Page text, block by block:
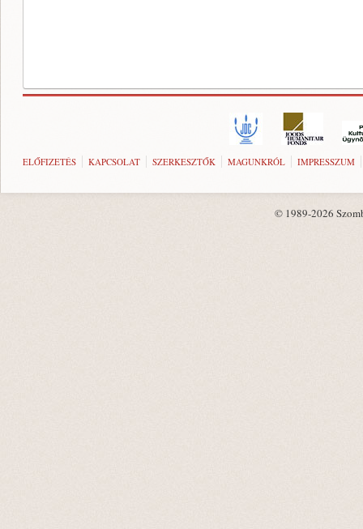
ELŐFIZETÉS KAPCSOLAT SZERKESZTŐK MAGUNKRÓL IMPRESSZUM
© 1989-2026